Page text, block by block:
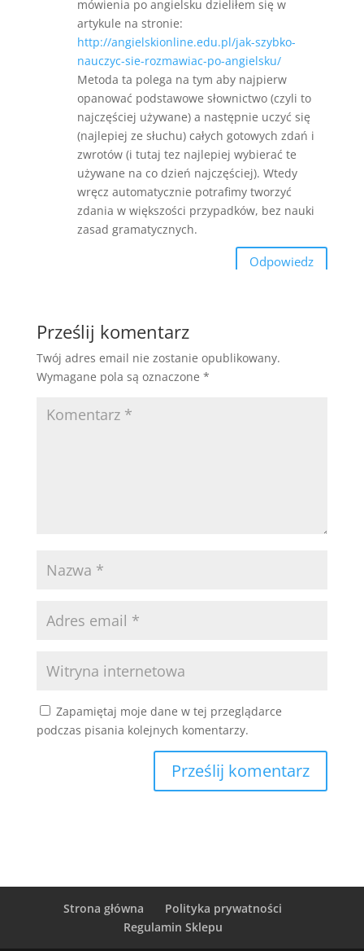
mówienia po angielsku dzieliłem się w
artykule na stronie:
http://angielskionline.edu.pl/jak-szybko-
nauczyc-sie-rozmawiac-po-angielsku/
Metoda ta polega na tym aby najpierw
opanować podstawowe słownictwo (czyli to
najczęściej używane) a następnie uczyć się
(najlepiej ze słuchu) całych gotowych zdań i
zwrotów (i tutaj tez najlepiej wybierać te
używane na co dzień najczęściej). Wtedy
wręcz automatycznie potrafimy tworzyć
zdania w większości przypadków, bez nauki
zasad gramatycznych.
Odpowiedz
Prześlij komentarz
Twój adres email nie zostanie opublikowany.
Wymagane pola są oznaczone *
Zapamiętaj moje dane w tej przeglądarce
podczas pisania kolejnych komentarzy.
Strona główna
Polityka prywatności
Regulamin Sklepu